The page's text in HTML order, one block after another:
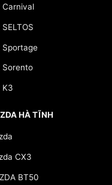
Carnival
SELTOS
Sportage
Sorento
K3
HÀ TĨNH
CX3
BT50